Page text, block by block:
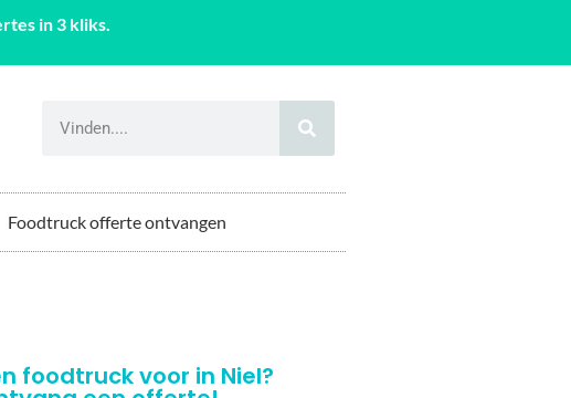
in 3 kliks.
Foodtruck offerte ontvangen
foodtruck voor in Niel?